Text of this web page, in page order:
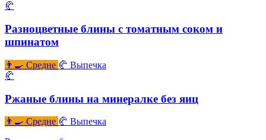
🥐
Разноцветные блины с томатным соком и
шпинатом
👨‍🍳 Средне 🥐 Выпечка
🥐
Ржаные блины на минералке без яиц
👨‍🍳 Средне 🥐 Выпечка